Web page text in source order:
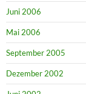
Juni 2006
Mai 2006
September 2005
Dezember 2002